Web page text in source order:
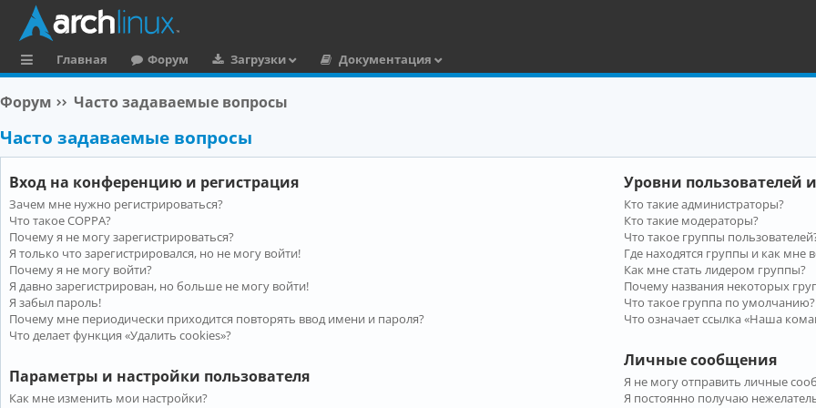
ы
л
Главная Форум Загрузки
Документация
Форум Часто задаваемые вопросы
Часто задаваемые вопросы
Вход на конференцию и регистрация
Зачем мне нужно регистрироваться?
Что такое COPPA?
Почему я не могу зарегистрироваться?
Я только что зарегистрировался, но не могу войти!
Почему я не могу войти?
Я давно зарегистрирован, но больше не могу войти!
Я забыл пароль!
Почему мне периодически приходится повторять ввод имени и пароля?
Что делает функция «Удалить cookies»?
Параметры и настройки пользователя
Как мне изменить мои настройки?
Уровни пользователей
Кто такие администраторы?
Кто такие модераторы?
Что такое группы
Где находятся группы и как мне
Как мне стать лидером группы?
Почему названия некоторых
Что такое группа по умолчанию?
Что означает ссылка «Наша
Личные сообщения
Я не могу отправить личные
Я постоянно получаю